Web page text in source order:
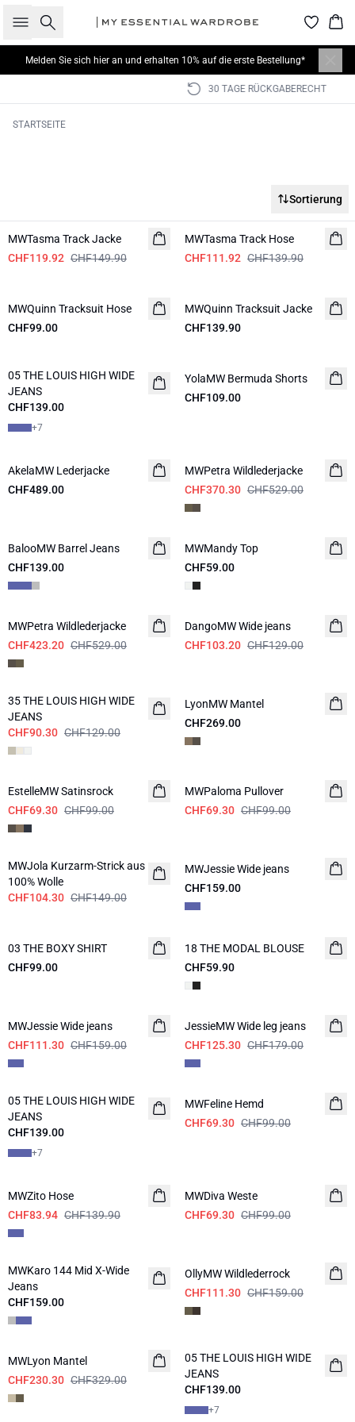
Suche
Melden Sie sich hier an und erhalten 10% auf die erste Bestellung*
30 TAGE RÜCKGABERECHT
STARTSEITE
Sortierung
MWTasma Track Jacke
CHF119.92 CHF149.90
MWTasma Track Hose
CHF111.92 CHF139.90
MWQuinn Tracksuit Hose
CHF99.00
MWQuinn Tracksuit Jacke
CHF139.90
NEUHEITEN
05 THE LOUIS HIGH WIDE
JEANS
CHF139.00
+7
YolaMW Bermuda Shorts
CHF109.00
NEUHEITEN
AkelaMW Lederjacke
CHF489.00
MWPetra Wildlederjacke
CHF370.30 CHF529.00
NEUHEITEN
BalooMW Barrel Jeans
CHF139.00
MWMandy Top
CHF59.00
-20%
MWPetra Wildlederjacke
CHF423.20 CHF529.00
-20%
DangoMW Wide jeans
CHF103.20 CHF129.00
-30%
35 THE LOUIS HIGH WIDE
JEANS
CHF90.30 CHF129.00
NEUHEITEN
LyonMW Mantel
CHF269.00
-30%
EstelleMW Satinsrock
CHF69.30 CHF99.00
MWPaloma Pullover
CHF69.30 CHF99.00
-30%
MWJola Kurzarm-Strick aus
100% Wolle
CHF104.30 CHF149.00
MWJessie Wide jeans
CHF159.00
NEUHEITEN
03 THE BOXY SHIRT
CHF99.00
NEUHEITEN
18 THE MODAL BLOUSE
CHF59.90
MWJessie Wide jeans
CHF111.30 CHF159.00
-30%
JessieMW Wide leg jeans
CHF125.30 CHF179.00
NEUHEITEN
05 THE LOUIS HIGH WIDE
JEANS
CHF139.00
+7
-30%
MWFeline Hemd
CHF69.30 CHF99.00
MWZito Hose
CHF83.94 CHF139.90
MWDiva Weste
CHF69.30 CHF99.00
NEUHEITEN
MWKaro 144 Mid X-Wide
Jeans
CHF159.00
OllyMW Wildlederrock
CHF111.30 CHF159.00
-30%
MWLyon Mantel
CHF230.30 CHF329.00
NEUHEITEN
05 THE LOUIS HIGH WIDE
JEANS
CHF139.00
+7